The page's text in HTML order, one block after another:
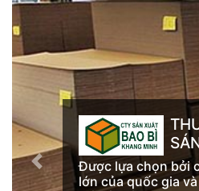
Được lựa chọn bởi
lớn của quốc gia
Previous